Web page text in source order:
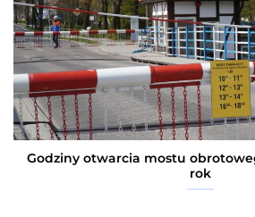
Godziny otwarcia mostu
rok